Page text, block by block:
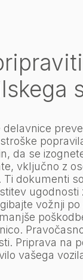
da se
vključno z
Ti dokumenti
vožnji
Priprava na
vašega